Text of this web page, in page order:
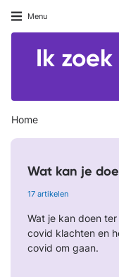
naar
Menu
Ik
Home
Wat kan je
17 artikelen
Wat je kan doen
covid klachten en
covid om gaan.